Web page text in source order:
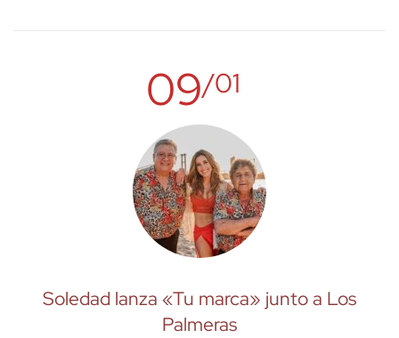
09/01
Soledad lanza «Tu marca» junto a Los
Palmeras